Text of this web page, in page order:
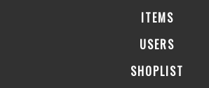
ITEMS
USERS
SHOPLIST